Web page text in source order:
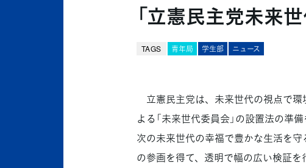
「立憲民主党未来
TAGS 青年局 学生部 ニュース
立憲民主党は、未来世代の視点で
よる「未来世代委員会」の設置法の準
次の未来世代の幸福で豊かな生活を
の参画を得て、透明で幅の広い検証